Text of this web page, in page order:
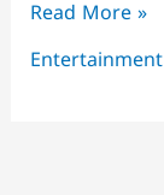
സമൂഹ
Read More »
Entertainment